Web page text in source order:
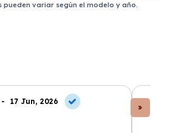
pueden variar según el modelo y año.
- 17 Jun, 2026